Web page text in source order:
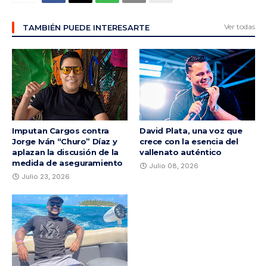
TAMBIÉN PUEDE INTERESARTE Ver todas
Imputan Cargos contra
Jorge Iván “Churo” Díaz y
aplazan la discusión de la
medida de aseguramiento
Julio 23, 2026
David Plata, una voz que
crece con la esencia del
vallenato auténtico
Julio 08, 2026